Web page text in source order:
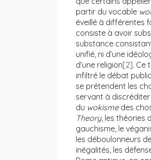
partir du vocable
éveillé à différentes
consiste à avoir
substance
unifié, ni d’une
d’une religion[2]. Ce
infiltré le débat
se prétendent les
servant à
du wokismedes
Theory, les théories
gauchisme, le
les déboulonneurs
inégalités, les